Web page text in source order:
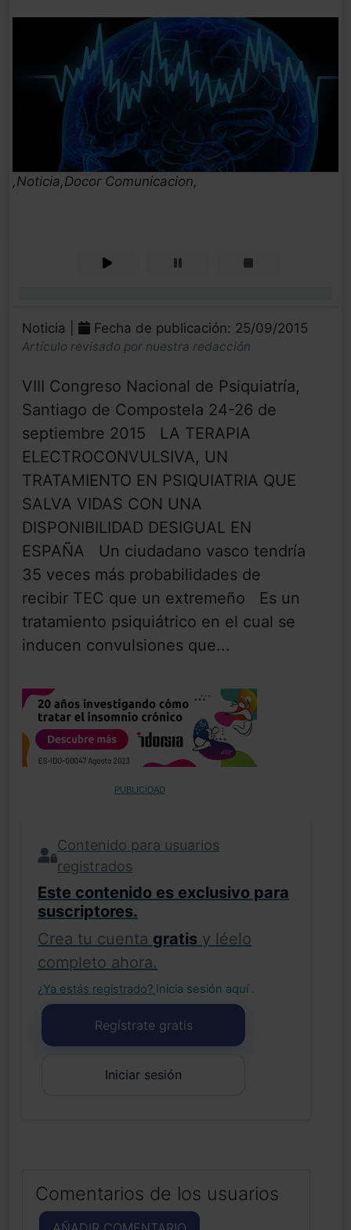
,Noticia,Docor Comunicacion,
Noticia | Fecha de publicación: 25/09/2015
Artículo revisado por nuestra redacción
VIII Congreso Nacional de Psiquiatría,
Santiago de Compostela 24-26 de
septiembre 2015 LA TERAPIA
ELECTROCONVULSIVA, UN
TRATAMIENTO EN PSIQUIATRIA QUE
SALVA VIDAS CON UNA
DISPONIBILIDAD DESIGUAL EN
ESPAÑA Un ciudadano vasco tendría
35 veces más probabilidades de
recibir TEC que un extremeño Es un
tratamiento psiquiátrico en el cual se
inducen convulsiones que...
PUBLICIDAD
Contenido para usuarios
registrados
Este contenido es exclusivo para
suscriptores.
Crea tu cuenta gratis y léelo
completo ahora.
¿Ya estás registrado? Inicia sesión aquí .
Regístrate gratis
Iniciar sesión
Comentarios de los usuarios